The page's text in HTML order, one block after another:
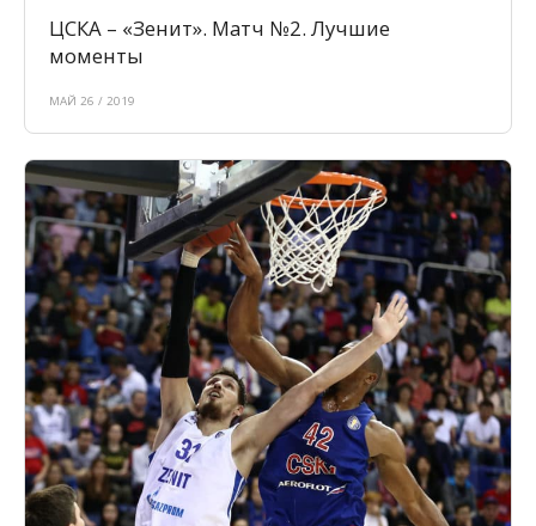
ЦСКА – «Зенит». Матч №2. Лучшие
моменты
МАЙ 26 / 2019